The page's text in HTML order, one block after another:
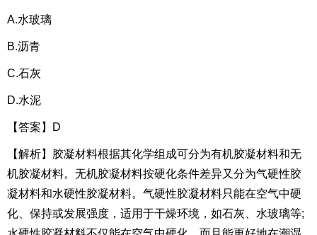
A.水玻璃
B.沥青
C.石灰
D.水泥
【答案】D
【解析】胶凝材料根据其化学组成可分为有机胶凝材料和无
机胶凝材料。无机胶凝材料按硬化条件差异又分为气硬性胶
凝材料和水硬性胶凝材料。气硬性胶凝材料只能在空气中硬
化、保持或发展强度，适用于干燥环境，如石灰、水玻璃等;